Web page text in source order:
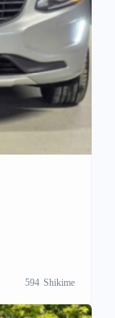
594 Shikime